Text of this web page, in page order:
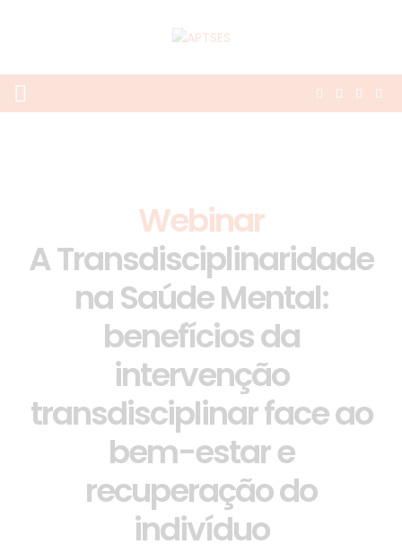
Webinar
A Transdisciplinaridade
na Saúde Mental:
benefícios da
intervenção
transdisciplinar face ao
bem-estar e
recuperação do
indivíduo